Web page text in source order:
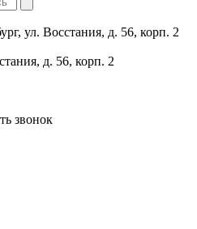
ул. Восстания, д. 56, корп. 2
д. 56, корп. 2
звонок